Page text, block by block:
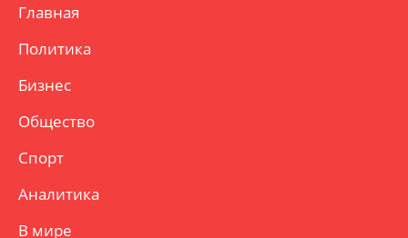
Главная
Политика
Бизнес
Общество
Спорт
Аналитика
В мире